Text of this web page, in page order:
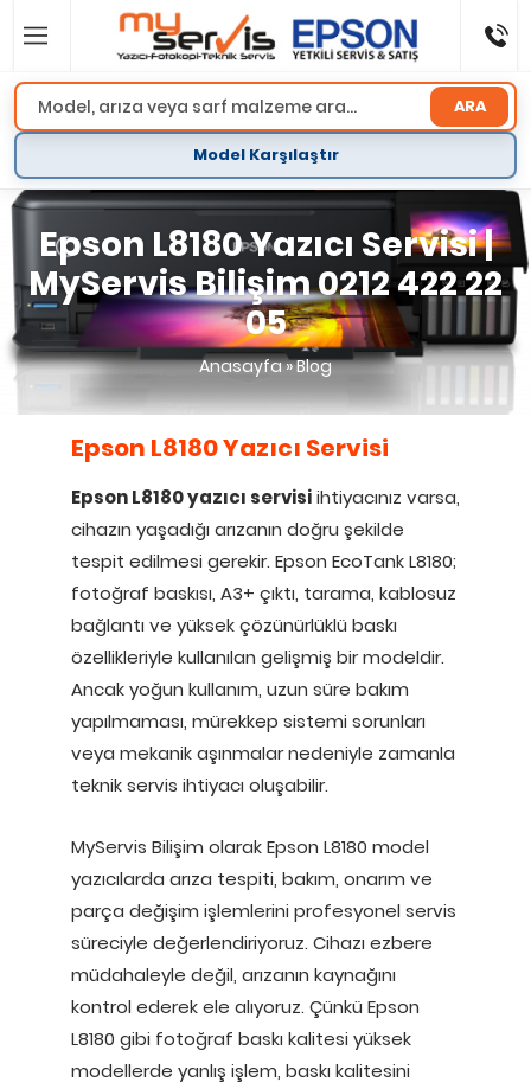
ARA
Model Karşılaştır
Epson L8180 Yazıcı Servisi |
MyServis Bilişim 0212 422 22
05
Anasayfa»Blog
Epson L8180 Yazıcı Servisi
Epson L8180 yazıcı servisiihtiyacınız varsa,
cihazın yaşadığı arızanın doğru şekilde
tespit edilmesi gerekir. Epson EcoTank L8180;
fotoğraf baskısı, A3+ çıktı, tarama, kablosuz
bağlantı ve yüksek çözünürlüklü baskı
özellikleriyle kullanılan gelişmiş bir modeldir.
Ancak yoğun kullanım, uzun süre bakım
yapılmaması, mürekkep sistemi sorunları
veya mekanik aşınmalar nedeniyle zamanla
teknik servis ihtiyacı oluşabilir.
MyServis Bilişim olarak Epson L8180 model
yazıcılarda arıza tespiti, bakım, onarım ve
parça değişim işlemlerini profesyonel servis
süreciyle değerlendiriyoruz. Cihazı ezbere
müdahaleyle değil, arızanın kaynağını
kontrol ederek ele alıyoruz. Çünkü Epson
L8180 gibi fotoğraf baskı kalitesi yüksek
modellerde yanlış işlem, baskı kalitesini